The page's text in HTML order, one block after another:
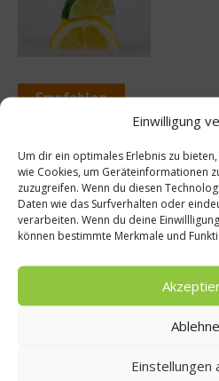
Einwilligung
Um dir ein optimales Erlebnis zu
wie Cookies, um Geräteinformationen
zuzugreifen. Wenn du diesen
Daten wie das Surfverhalten oder
verarbeiten. Wenn du deine
können bestimmte Merkmale und
Einstellungen
Empfohlen
Rezepte
für die
Fußballparty: